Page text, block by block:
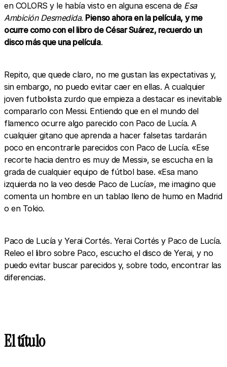
en COLORS y le había visto en alguna escena de Esa
Ambición Desmedida. Pienso ahora en la película, y me
ocurre como con el libro de César Suárez, recuerdo un
disco más que una película.
Repito, que quede claro, no me gustan las expectativas y,
sin embargo, no puedo evitar caer en ellas. A cualquier
joven futbolista zurdo que empieza a destacar es inevitable
compararlo con Messi. Entiendo que en el mundo del
flamenco ocurre algo parecido con Paco de Lucía. A
cualquier gitano que aprenda a hacer falsetas tardarán
poco en encontrarle parecidos con Paco de Lucía. «Ese
recorte hacia dentro es muy de Messi», se escucha en la
grada de cualquier equipo de fútbol base. «Esa mano
izquierda no la veo desde Paco de Lucía», me imagino que
comenta un hombre en un tablao lleno de humo en Madrid
o en Tokio.
Paco de Lucía y Yerai Cortés. Yerai Cortés y Paco de Lucía.
Releo el libro sobre Paco, escucho el disco de Yerai, y no
puedo evitar buscar parecidos y, sobre todo, encontrar las
diferencias.
El título